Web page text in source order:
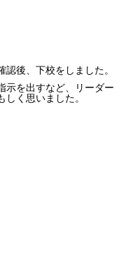
後、下校をしました。
示を出すなど、リーダー
く思いました。